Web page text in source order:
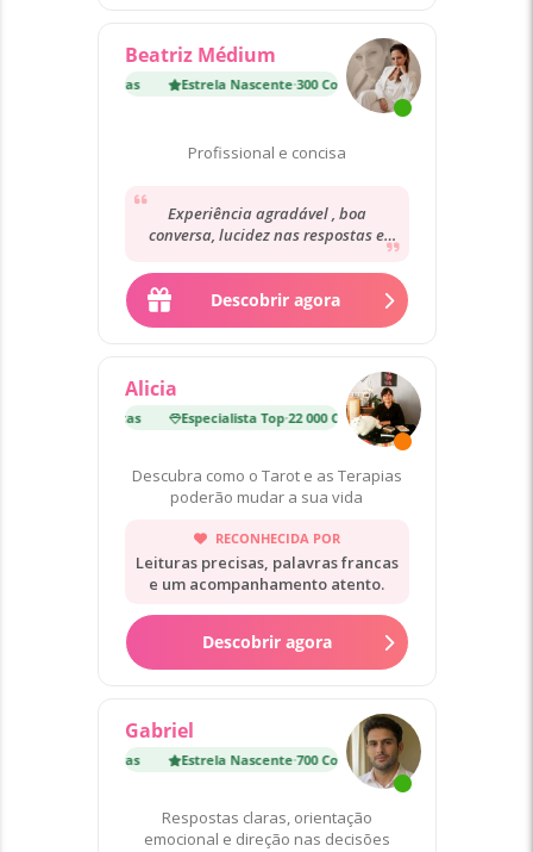
Beatriz Médium
Estrela Nascente·300 Consultas
Profissional e concisa
Experiência agradável , boa
conversa, lucidez nas respostas e
questões apresentadas. Boa energia
☀️☀️☀️☀️☀️☀️☀️
Descobrir agora
Alicia
Especialista Top· 22 000 Consultas
Descubra como o Tarot e as Terapias
poderão mudar a sua vida
RECONHECIDA POR
Leituras precisas, palavras francas
e um acompanhamento atento.
Descobrir agora
Gabriel
Estrela Nascente·700 Consultas
Respostas claras, orientação
emocional e direção nas decisões